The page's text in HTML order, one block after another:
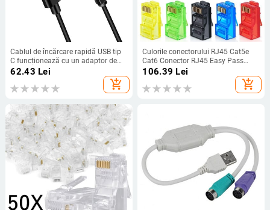
Cablul de încărcare rapidă USB tip
C funcționează cu un adaptor de
alimentare pentru încărcător de
protocol USB-C PD de 15V/3A
compatibil cu Surface Pro1/2 RT
62.43 Lei
add_shopping_cart
Culorile conectorului RJ45 Cat5e
Cat6 Conector RJ45 Easy Pass
Thru Mufă modulară pentru cablu
LAN de rețea UTP cu fire solide
106.39 Lei
add_shopping_cart